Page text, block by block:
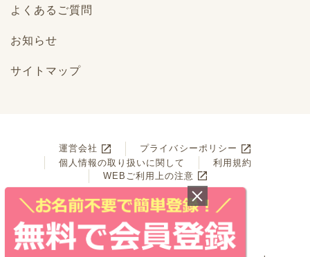
よくあるご質問
お知らせ
サイトマップ
運営会社
プライバシーポリシー
個人情報の取り扱いに関して
利用規約
WEBご利用上の注意